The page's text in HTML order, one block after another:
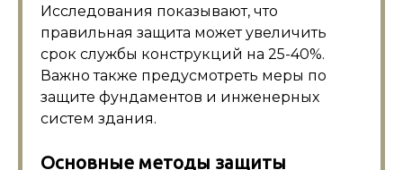
Исследования показывают, что
правильная защита может увеличить
срок службы конструкций на 25-40%.
Важно также предусмотреть меры по
защите фундаментов и инженерных
систем здания.
Основные методы защиты